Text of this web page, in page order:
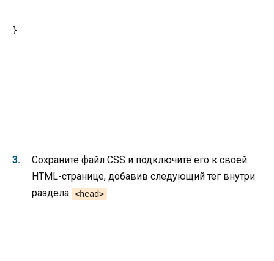
}
Сохраните файл CSS и подключите его к своей
HTML-странице, добавив следующий тег внутри
раздела <head> :